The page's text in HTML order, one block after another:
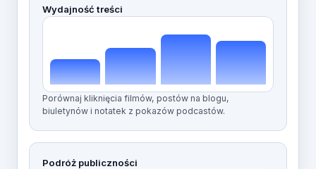
Wydajność treści
Porównaj kliknięcia filmów, postów na blogu,
biuletynów i notatek z pokazów podcastów.
Podróż publiczności